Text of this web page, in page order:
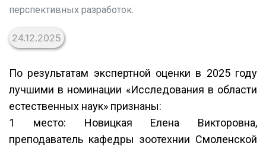
перспективных разработок.
24.12.2025
По результатам экспертной оценки в 2025 году
лучшими в номинации «Исследования в области
естественных наук» признаны:
1 место: Новицкая Елена Викторовна,
преподаватель кафедры зоотехнии Смоленской